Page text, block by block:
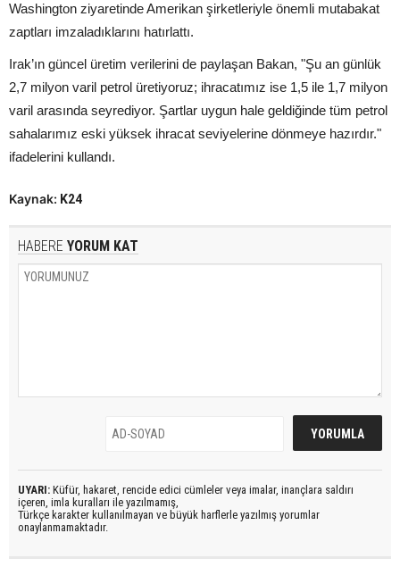
Washington ziyaretinde Amerikan şirketleriyle önemli mutabakat
zaptları imzaladıklarını hatırlattı.
Irak’ın güncel üretim verilerini de paylaşan Bakan, "Şu an günlük
2,7 milyon varil petrol üretiyoruz; ihracatımız ise 1,5 ile 1,7 milyon
varil arasında seyrediyor. Şartlar uygun hale geldiğinde tüm petrol
sahalarımız eski yüksek ihracat seviyelerine dönmeye hazırdır."
ifadelerini kullandı.
Kaynak: K24
HABERE YORUM KAT
UYARI: Küfür, hakaret, rencide edici cümleler veya imalar, inançlara saldırı
içeren, imla kuralları ile yazılmamış,
Türkçe karakter kullanılmayan ve büyük harflerle yazılmış yorumlar
onaylanmamaktadır.